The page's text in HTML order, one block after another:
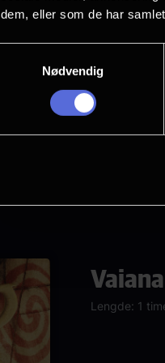
dem, eller som de har
Nødvendig
Vaiana
Lengde: 1